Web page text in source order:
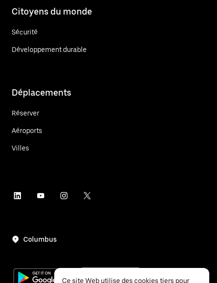
Citoyens du monde
Sécurité
Développement durable
Déplacements
Réserver
Aéroports
Villes
Columbus
Ce site Web utilise des cookies tiers pour